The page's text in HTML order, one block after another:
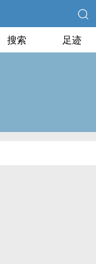
搜索 足迹